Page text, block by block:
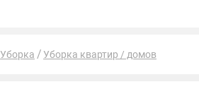
Уборка Уборка квартир / домов